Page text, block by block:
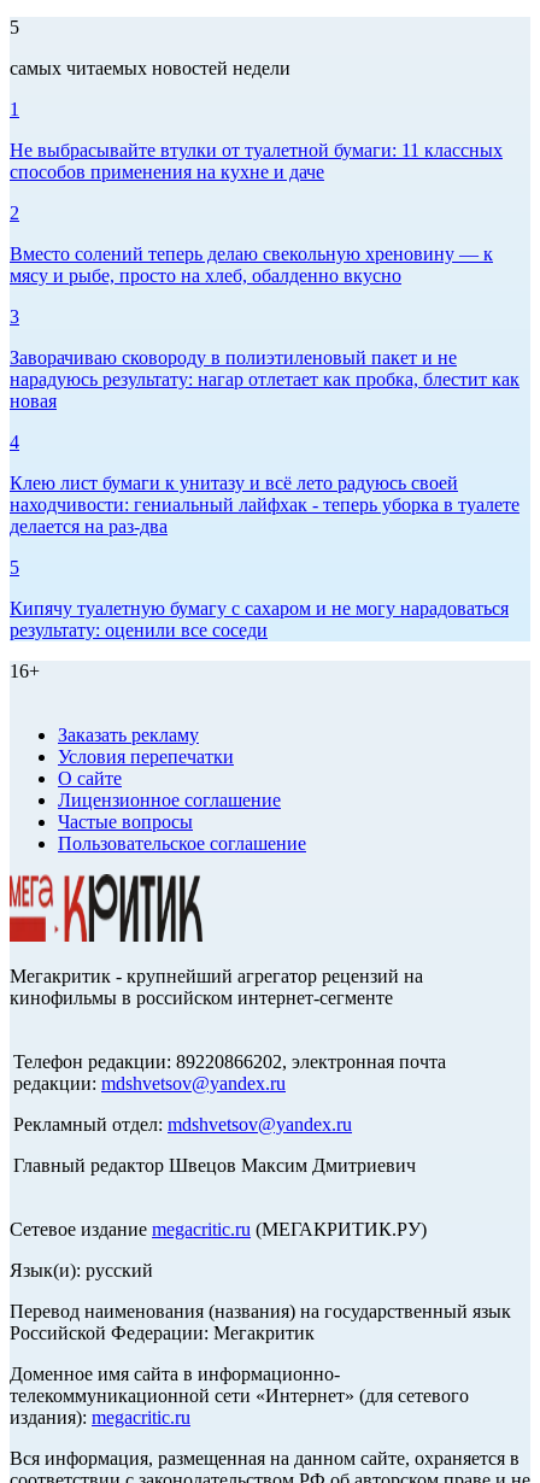
5
самых читаемых новостей недели
1
Не выбрасывайте втулки от туалетной бумаги: 11 классных
способов применения на кухне и даче
2
Вместо солений теперь делаю свекольную хреновину — к
мясу и рыбе, просто на хлеб, обалденно вкусно
3
Заворачиваю сковороду в полиэтиленовый пакет и не
нарадуюсь результату: нагар отлетает как пробка, блестит как
новая
4
Клею лист бумаги к унитазу и всё лето радуюсь своей
находчивости: гениальный лайфхак - теперь уборка в туалете
делается на раз-два
5
Кипячу туалетную бумагу с сахаром и не могу нарадоваться
результату: оценили все соседи
16+
Заказать рекламу
Условия перепечатки
О сайте
Лицензионное соглашение
Частые вопросы
Пользовательское соглашение
Мегакритик - крупнейший агрегатор рецензий на
кинофильмы в российском интернет-сегменте
Телефон редакции: 89220866202, электронная почта
редакции: mdshvetsov@yandex.ru
Рекламный отдел: mdshvetsov@yandex.ru
Главный редактор Швецов Максим Дмитриевич
Сетевое издание megacritic.ru (МЕГАКРИТИК.РУ)
Язык(и): русский
Перевод наименования (названия) на государственный язык
Российской Федерации: Мегакритик
Доменное имя сайта в информационно-
телекоммуникационной сети «Интернет» (для сетевого
издания): megacritic.ru
Вся информация, размещенная на данном сайте, охраняется в